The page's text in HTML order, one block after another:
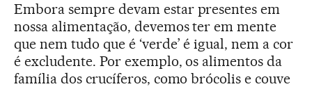
Embora sempre devam estar presentes em
nossa alimentação, devemos ter em mente
que nem tudo que é ‘verde’ é igual, nem a cor
é excludente. Por exemplo, os alimentos da
família dos crucíferos, como brócolis e couve